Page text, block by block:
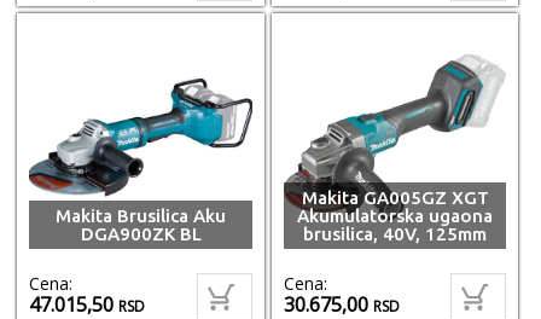
Makita Brusilica Aku
DGA900ZK BL
Cena:
47.015,50RSD
Makita GA005GZ XGT
Akumulatorska ugaona
brusilica, 40V, 125mm
Cena:
30.675,00RSD